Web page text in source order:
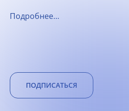
Подробнее…
ПОДПИСАТЬСЯ